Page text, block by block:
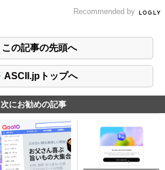
Recommended by
この記事の先頭へ
ASCII.jpトップへ
次にお勧めの記事